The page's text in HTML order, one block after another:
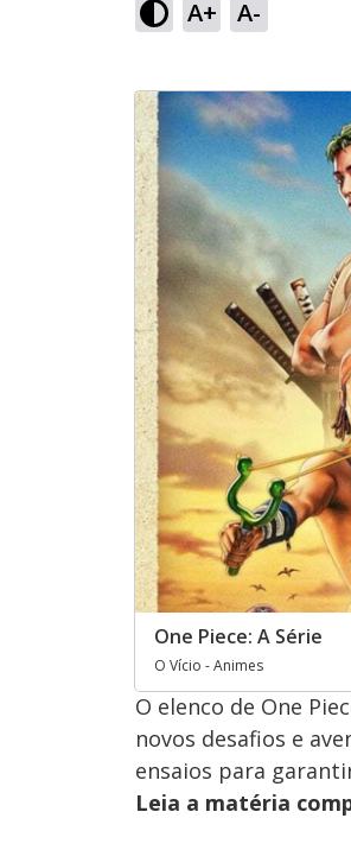
A+ A-
One Piece: A Série
O Vício - Animes
O elenco de One
novos desafios e
ensaios para
Leia a matéria